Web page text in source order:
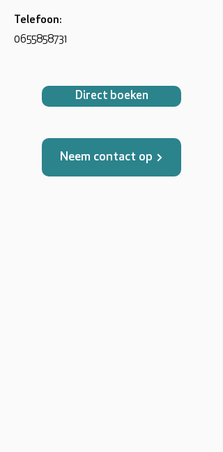
Telefoon:
0655858731
Direct boeken
Neem contact op